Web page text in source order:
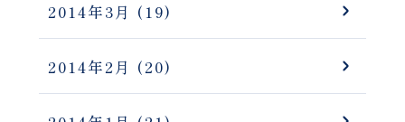
2014年3月 (19)
2014年2月 (20)